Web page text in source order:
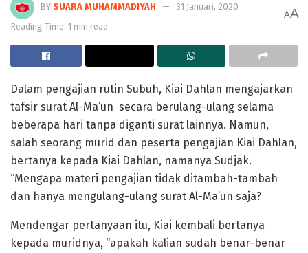
BY SUARA MUHAMMADIYAH
31 Januari, 2020
Reading Time: 1 min read
AA
Dalam pengajian rutin Subuh, Kiai Dahlan mengajarkan
tafsir surat Al-Ma’un secara berulang-ulang selama
beberapa hari tanpa diganti surat lainnya. Namun,
salah seorang murid dan peserta pengajian Kiai Dahlan,
bertanya kepada Kiai Dahlan, namanya Sudjak.
“Mengapa materi pengajian tidak ditambah-tambah
dan hanya mengulang-ulang surat Al-Ma’un saja?
Mendengar pertanyaan itu, Kiai kembali bertanya
kepada muridnya, “apakah kalian sudah benar-benar